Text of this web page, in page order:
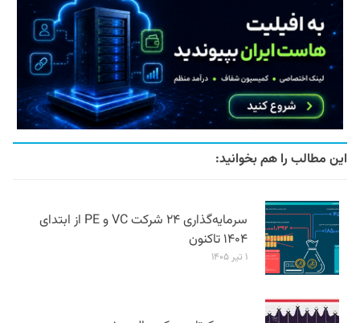
این مطالب را هم بخوانید:
سرمایه‌گذاری ۲۴ شرکت VC و PE از ابتدای
۱۴۰۴ تاکنون
۱ تیر ۱۴۰۵